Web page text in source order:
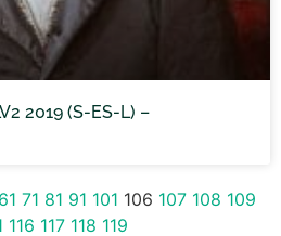
2019 (S-ES-L) –
61 71 81 91 101 106 107 108 109
116 117 118 119